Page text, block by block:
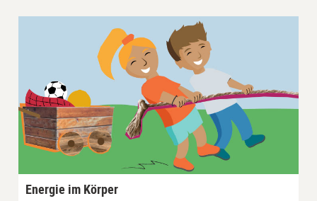
Energie im Körper